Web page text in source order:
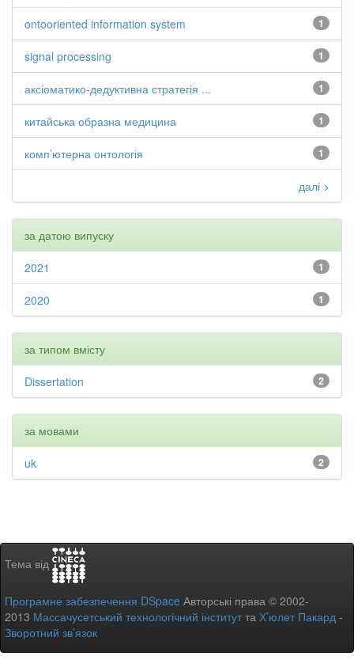
1
ontooriented information system
1
signal processing
1
аксіоматико-дедуктивна стратегія ...
1
китайська образна медицина
1
комп’ютерна онтологія
далі >
за датою випуску
1
2021
1
2020
за типом вмісту
2
Dissertation
за мовами
2
uk
Тема від
Програмне забезпечення DSpace Авторські права © 2002-
2013 Массачусетський технологічний інститутта Х’юлет Пакард -
Зворотний зв’язок